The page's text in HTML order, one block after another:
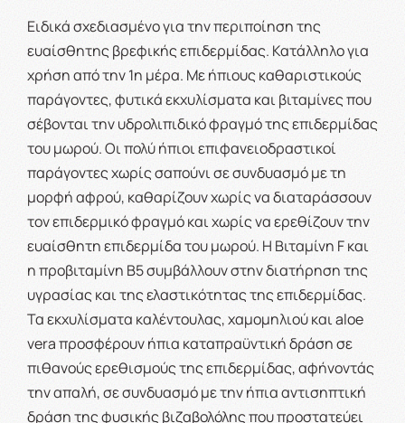
Ειδικά σχεδιασμένο για την περιποίηση της
ευαίσθητης βρεφικής επιδερμίδας. Κατάλληλο για
χρήση από την 1η μέρα. Με ήπιους καθαριστικούς
παράγοντες, φυτικά εκχυλίσματα και βιταμίνες που
σέβονται την υδρολιπιδικό φραγμό της επιδερμίδας
του μωρού. Οι πολύ ήπιοι επιφανειοδραστικοί
παράγοντες χωρίς σαπούνι σε συνδυασμό με τη
μορφή αφρού, καθαρίζουν χωρίς να διαταράσσουν
τον επιδερμικό φραγμό και χωρίς να ερεθίζουν την
ευαίσθητη επιδερμίδα του μωρού. Η Βιταμίνη F και
η προβιταμίνη Β5 συμβάλλουν στην διατήρηση της
υγρασίας και της ελαστικότητας της επιδερμίδας.
Τα εκχυλίσματα καλέντουλας, χαμομηλιού και aloe
vera προσφέρουν ήπια καταπραϋντική δράση σε
πιθανούς ερεθισμούς της επιδερμίδας, αφήνοντάς
την απαλή, σε συνδυασμό με την ήπια αντισηπτική
δράση της φυσικής βιζαβολόλης που προστατεύει